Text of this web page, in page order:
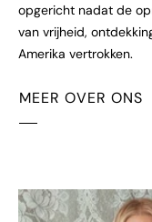
opgericht nadat de
van vrijheid,
Amerika vertrokken.
MEER OVER ONS